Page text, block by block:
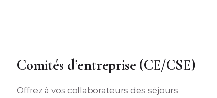
Comités d’entreprise (CE/CSE)
Offrez à vos collaborateurs des séjours